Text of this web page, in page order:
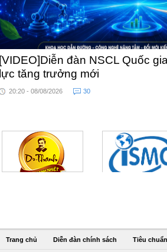
[VIDEO]Diễn đàn NSCL Quốc
lực tăng trưởng mới
20:20 - 08/08/2026 30
Trang chủ Diễn đàn chính sách Tiêu